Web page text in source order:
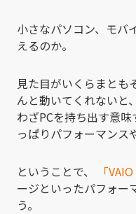
小さなパソコン、モバ
えるのか。
見た目がいくらまとも
んと動いてくれないと
わざPCを持ち出す意
っぱりパフォーマンス
ということで、 「
ージといったパフォー
う。